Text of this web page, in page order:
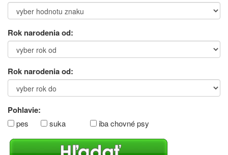
Rok narodenia od:
Rok narodenia od:
Pohlavie:
pes suka iba chovné psy